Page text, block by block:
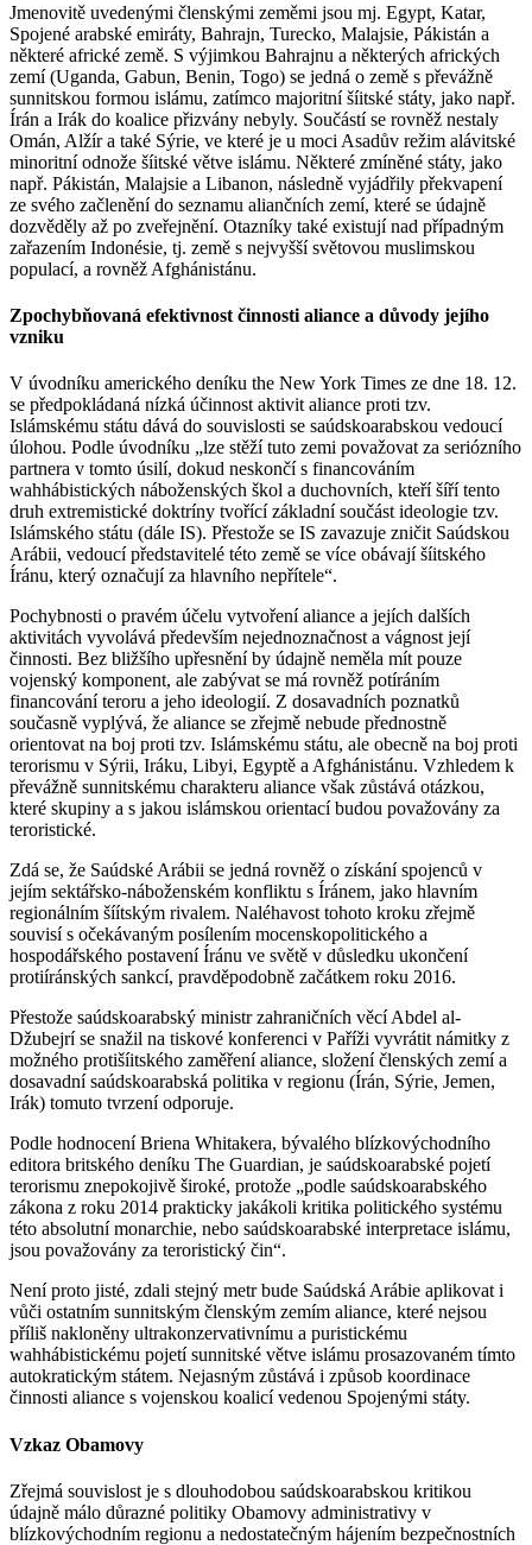
Jmenovitě uvedenými členskými zeměmi jsou mj. Egypt, Katar,
Spojené arabské emiráty, Bahrajn, Turecko, Malajsie, Pákistán a
některé africké země. S výjimkou Bahrajnu a některých afrických
zemí (Uganda, Gabun, Benin, Togo) se jedná o země s převážně
sunnitskou formou islámu, zatímco majoritní šíitské státy, jako např.
Írán a Irák do koalice přizvány nebyly. Součástí se rovněž nestaly
Omán, Alžír a také Sýrie, ve které je u moci Asadův režim alávitské
minoritní odnože šíitské větve islámu. Některé zmíněné státy, jako
např. Pákistán, Malajsie a Libanon, následně vyjádřily překvapení
ze svého začlenění do seznamu aliančních zemí, které se údajně
dozvěděly až po zveřejnění. Otazníky také existují nad případným
zařazením Indonésie, tj. země s nejvyšší světovou muslimskou
populací, a rovněž Afghánistánu.
Zpochybňovaná efektivnost činnosti aliance a důvody jejího
vzniku
V úvodníku amerického deníku the New York Times ze dne 18. 12.
se předpokládaná nízká účinnost aktivit aliance proti tzv.
Islámskému státu dává do souvislosti se saúdskoarabskou vedoucí
úlohou. Podle úvodníku „lze stěží tuto zemi považovat za seriózního
partnera v tomto úsilí, dokud neskončí s financováním
wahhábistických náboženských škol a duchovních, kteří šíří tento
druh extremistické doktríny tvořící základní součást ideologie tzv.
Islámského státu (dále IS). Přestože se IS zavazuje zničit Saúdskou
Arábii, vedoucí představitelé této země se více obávají šíitského
Íránu, který označují za hlavního nepřítele“.
Pochybnosti o pravém účelu vytvoření aliance a jejích dalších
aktivitách vyvolává především nejednoznačnost a vágnost její
činnosti. Bez bližšího upřesnění by údajně neměla mít pouze
vojenský komponent, ale zabývat se má rovněž potíráním
financování teroru a jeho ideologií. Z dosavadních poznatků
současně vyplývá, že aliance se zřejmě nebude přednostně
orientovat na boj proti tzv. Islámskému státu, ale obecně na boj proti
terorismu v Sýrii, Iráku, Libyi, Egyptě a Afghánistánu. Vzhledem k
převážně sunnitskému charakteru aliance však zůstává otázkou,
které skupiny a s jakou islámskou orientací budou považovány za
teroristické.
Zdá se, že Saúdské Arábii se jedná rovněž o získání spojenců v
jejím sektářsko-náboženském konfliktu s Íránem, jako hlavním
regionálním šíítským rivalem. Naléhavost tohoto kroku zřejmě
souvisí s očekávaným posílením mocenskopolitického a
hospodářského postavení Íránu ve světě v důsledku ukončení
protiíránských sankcí, pravděpodobně začátkem roku 2016.
Přestože saúdskoarabský ministr zahraničních věcí Abdel al-
Džubejrí se snažil na tiskové konferenci v Paříži vyvrátit námitky z
možného protišíitského zaměření aliance, složení členských zemí a
dosavadní saúdskoarabská politika v regionu (Írán, Sýrie, Jemen,
Irák) tomuto tvrzení odporuje.
Podle hodnocení Briena Whitakera, bývalého blízkovýchodního
editora britského deníku The Guardian, je saúdskoarabské pojetí
terorismu znepokojivě široké, protože „podle saúdskoarabského
zákona z roku 2014 prakticky jakákoli kritika politického systému
této absolutní monarchie, nebo saúdskoarabské interpretace islámu,
jsou považovány za teroristický čin“.
Není proto jisté, zdali stejný metr bude Saúdská Arábie aplikovat i
vůči ostatním sunnitským členským zemím aliance, které nejsou
příliš nakloněny ultrakonzervativnímu a puristickému
wahhábistickému pojetí sunnitské větve islámu prosazovaném tímto
autokratickým státem. Nejasným zůstává i způsob koordinace
činnosti aliance s vojenskou koalicí vedenou Spojenými státy.
Vzkaz Obamovy
Zřejmá souvislost je s dlouhodobou saúdskoarabskou kritikou
údajně málo důrazné politiky Obamovy administrativy v
blízkovýchodním regionu a nedostatečným hájením bezpečnostních